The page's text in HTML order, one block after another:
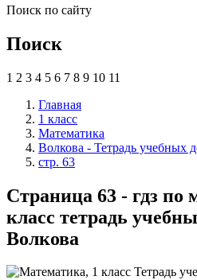
Поиск по сайту
Поиск
1 2 3 4 5 6 7 8 9 10 11
Главная
1 класс
Математика
Волкова - Тетрадь учебных
стр. 63
Страница 63 - гдз по
класс тетрадь
Волкова